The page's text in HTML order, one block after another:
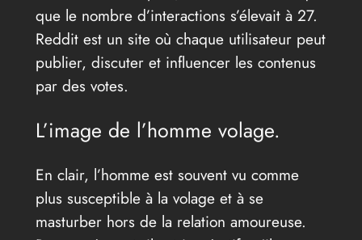
que le nombre d’interactions s’élevait à 27.
Reddit est un site où chaque utilisateur peut
publier, discuter et influencer les contenus
par des votes.
L’image de l’homme volage.
En clair, l’homme est souvent vu comme
plus susceptible à la volage et à se
masturber hors de la relation amoureuse.